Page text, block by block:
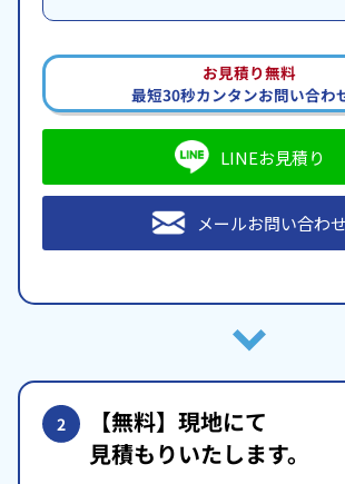
お見積り無料
最短30秒カンタンお問い合わ
LINEお見積り
メールお問い合わせ
2 【無料】現地にて
見積もりいたします。